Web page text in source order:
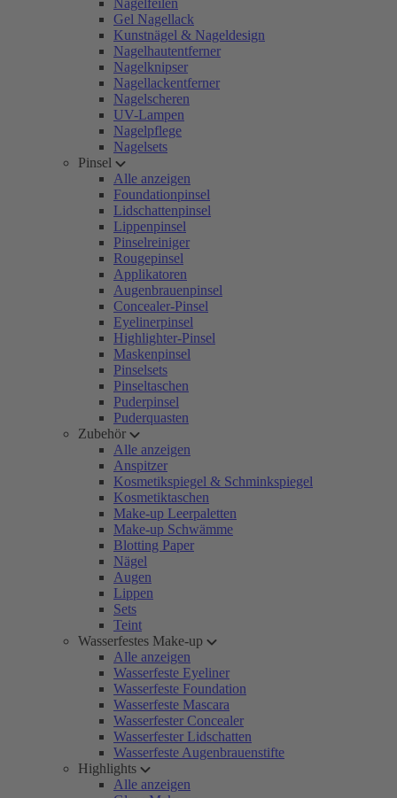
Nagelfeilen
Gel Nagellack
Kunstnägel & Nageldesign
Nagelhautentferner
Nagelknipser
Nagellackentferner
Nagelscheren
UV-Lampen
Nagelpflege
Nagelsets
Pinsel
Alle anzeigen
Foundationpinsel
Lidschattenpinsel
Lippenpinsel
Pinselreiniger
Rougepinsel
Applikatoren
Augenbrauenpinsel
Concealer-Pinsel
Eyelinerpinsel
Highlighter-Pinsel
Maskenpinsel
Pinselsets
Pinseltaschen
Puderpinsel
Puderquasten
Zubehör
Alle anzeigen
Anspitzer
Kosmetikspiegel & Schminkspiegel
Kosmetiktaschen
Make-up Leerpaletten
Make-up Schwämme
Blotting Paper
Nägel
Augen
Lippen
Sets
Teint
Wasserfestes Make-up
Alle anzeigen
Wasserfeste Eyeliner
Wasserfeste Foundation
Wasserfeste Mascara
Wasserfester Concealer
Wasserfester Lidschatten
Wasserfeste Augenbrauenstifte
Highlights
Alle anzeigen